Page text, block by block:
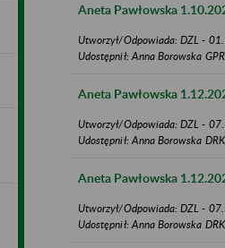
Aneta Pawłowska
Utworzył/Odpowiada: DZL -
Udostępnił: Anna Borowska
Aneta Pawłowska
Utworzył/Odpowiada: DZL -
Udostępnił: Anna Borowska
Aneta Pawłowska
Utworzył/Odpowiada: DZL -
Udostępnił: Anna Borowska